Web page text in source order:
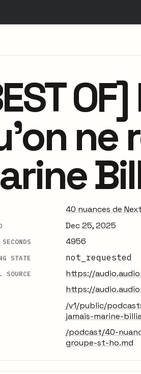
ne
40 nuances de Next
Dec 25, 2025
4956
STATE not_requested
SOURCE https://
https://
/v1/public/
jamais-marine-
/podcast/40-
groupe-st-ho.md